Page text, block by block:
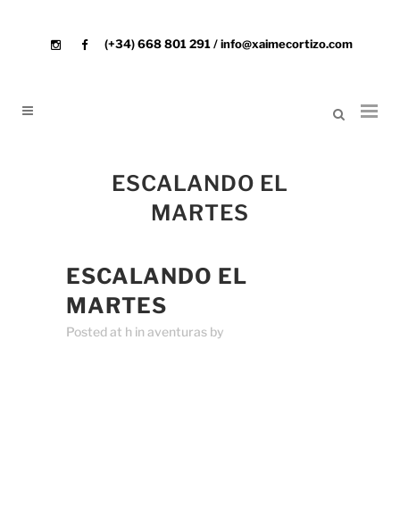
(+34) 668 801 291 / info@xaimecortizo.com
ESCALANDO EL
MARTES
ESCALANDO EL
MARTES
Posted at h in aventuras by